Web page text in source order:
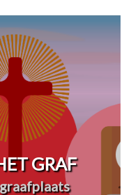
GRAF